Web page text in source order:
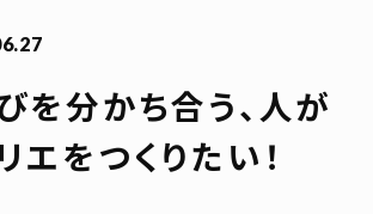
を分かち合う、人が
エをつくりたい！